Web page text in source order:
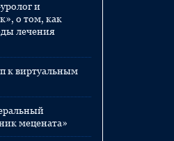
и
о том, как
лечения
к виртуальным
мецената»